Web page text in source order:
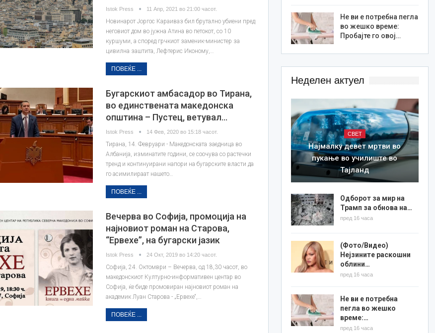
Istok Press 11 Апр, 2021 во 21:00 часот.
Новинарот Јоргос Караиваз бил брутално убиени пред
неговиот дом во јужна Атина во петокот, со 10
куршуми, а според грчкиот заменик-министер за
цивилна заштита, Лефтерис Иконому,…
ПОВЕЌЕ ...
Бугарскиот амбасадор во Тирана,
во единствената македонска
општина – Пустец, ветувал…
Istok Press 14 Фев, 2020 во 15:18 часот.
Тирана, 14. Февруари - Македонската заедница во
Албанија, изминатите години, се соочува со растечки
тренд и континуирани напори на бугарските власти да
го асимилираат нашето…
ПОВЕЌЕ ...
Вечерва во Софија, промоција на
најновиот роман на Старова,
“Ервехе”, на бугарски јазик
Istok Press 24 Окт, 2019 во 14:20 часот.
Софија, 24. Октомври – Вечерва, од 18,30 часот, во
македонскиот Културно-информативен центар во
Софија, ќе биде промовиран најновиот роман на
академик Луан Старова - „Ервехе“,…
ПОВЕЌЕ ...
Не ви е потребна пегла
во жешко време:
Пробајте го овој…
Неделен актуел
СВЕТ
Најмалку девет мртви во
пукање во училиште во
Тајланд
Одборот за мир на
Трамп за обнова на…
пред 16 часа
(Фото/Видео)
Нејзините раскошни
облини…
пред 16 часа
Не ви е потребна
пегла во жешко
време:…
пред 16 часа